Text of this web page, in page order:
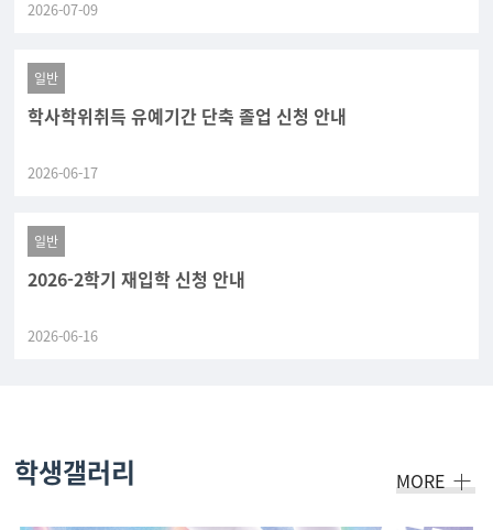
2026-07-09
일반
학사학위취득 유예기간 단축 졸업 신청 안내
2026-06-17
일반
2026-2학기 재입학 신청 안내
2026-06-16
학생갤러리 MORE